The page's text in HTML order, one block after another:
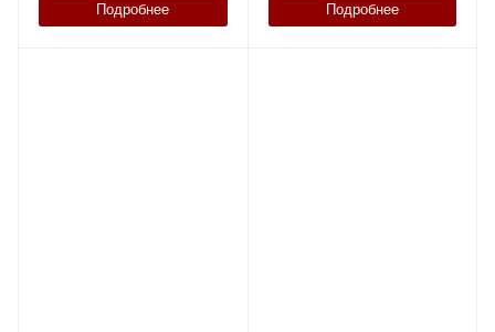
Подробнее Подробнее